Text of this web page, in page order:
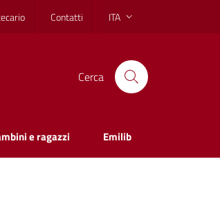
Contatti ITA
Cerca
e ragazzi Emilib